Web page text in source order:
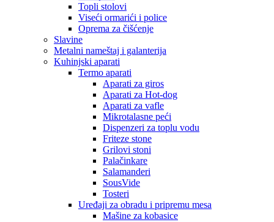
Topli stolovi
Viseći ormarići i police
Oprema za čišćenje
Slavine
Metalni nameštaj i galanterija
Kuhinjski aparati
Termo aparati
Aparati za giros
Aparati za Hot-dog
Aparati za vafle
Mikrotalasne peći
Dispenzeri za toplu vodu
Friteze stone
Grilovi stoni
Palačinkare
Salamanderi
SousVide
Tosteri
Uređaji za obradu i pripremu mesa
Mašine za kobasice